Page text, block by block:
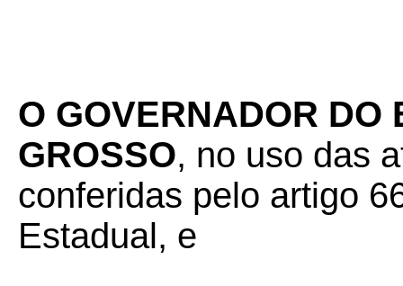
O GOVERNADOR DO
GROSSO, no uso das
conferidas pelo artigo
Estadual, e